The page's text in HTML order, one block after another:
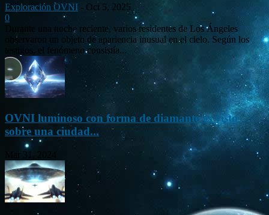
Exploración OVNI - Oct 5, 2025
0
Durante una noche reciente, varios residentes de Los Ángeles
observaron un objeto de apariencia inusual en el cielo. Según los
testigos, el fenómeno consistía...
OVNI luminoso con forma de diamante es visto
sobre una ciudad...
Mar 31, 2024